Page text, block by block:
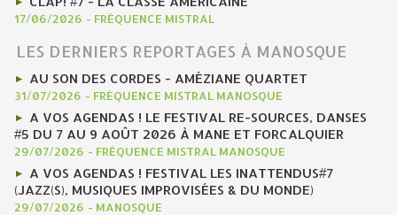
17/06/2026 - FRÉQUENCE MISTRAL
LES DERNIERS REPORTAGES À MANOSQUE
AU SON DES CORDES - AMÉZIANE QUARTET
31/07/2026 - FRÉQUENCE MISTRAL MANOSQUE
A VOS AGENDAS ! LE FESTIVAL RE-SOURCES, DANSES
#5 DU 7 AU 9 AOÛT 2026 À MANE ET FORCALQUIER
29/07/2026 - FRÉQUENCE MISTRAL MANOSQUE
A VOS AGENDAS ! FESTIVAL LES INATTENDUS#7
(JAZZ(S), MUSIQUES IMPROVISÉES & DU MONDE)
29/07/2026 - MANOSQUE